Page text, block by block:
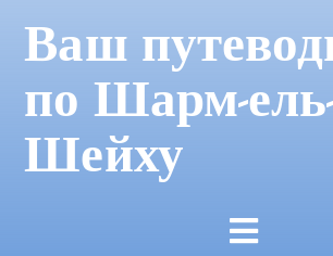
Ваш
по Шарм-
Шейху